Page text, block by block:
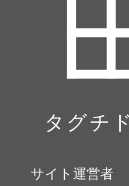
サイト運営者